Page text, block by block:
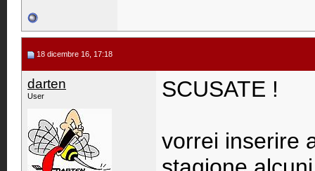
18 dicembre 16, 17:18
darten
User SCUSATE !
vorrei inserire